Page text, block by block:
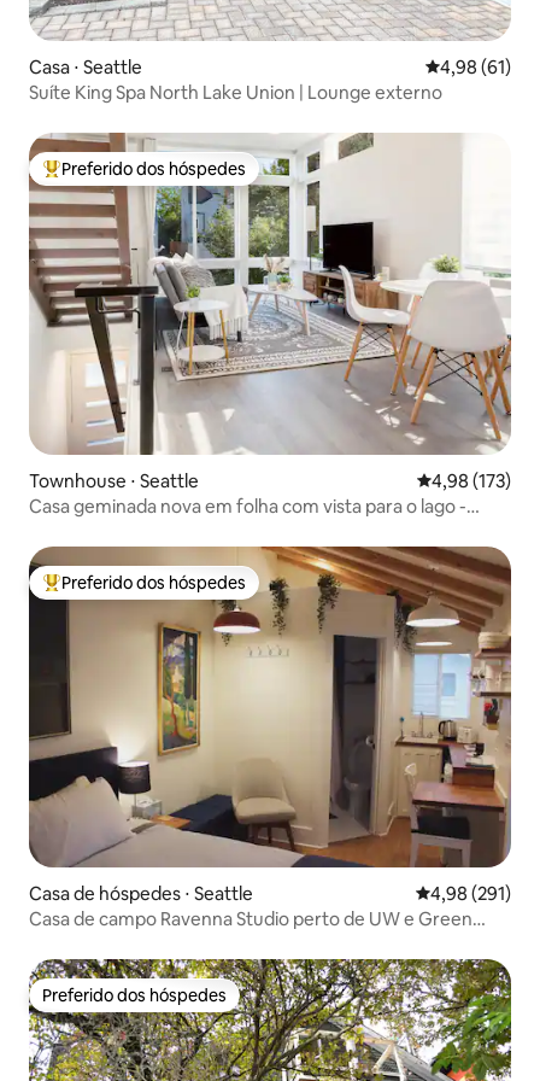
Casa ⋅ Seattle 4,98 de uma
4,98 (61)
Suíte King Spa North Lake Union | Lounge externo
Entre os melhores preferidos dos hóspedes
Preferido dos hóspedes
Townhouse ⋅ Seattle 4,98 de uma
4,98 (173)
Casa geminada nova em folha com vista para o lago -
Entre os melhores preferidos dos hóspedes
Preferido dos hóspedes
Casa de hóspedes ⋅ Seattle 4,98 de uma
4,98 (291)
Casa de campo Ravenna Studio perto de UW e Green
Preferido dos hóspedes
Preferido dos hóspedes